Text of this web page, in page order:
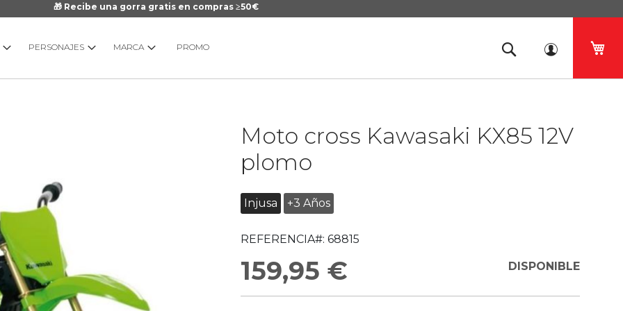
🎁 Recibe una gorra gratis en compras ≥50€
PERSONAJES MARCA PROMO
Moto cross Kawasaki KX85 12V
plomo
Injusa +3 Años
REFERENCIA#: 68815
159,95 € DISPONIBLE
galería
imágenes